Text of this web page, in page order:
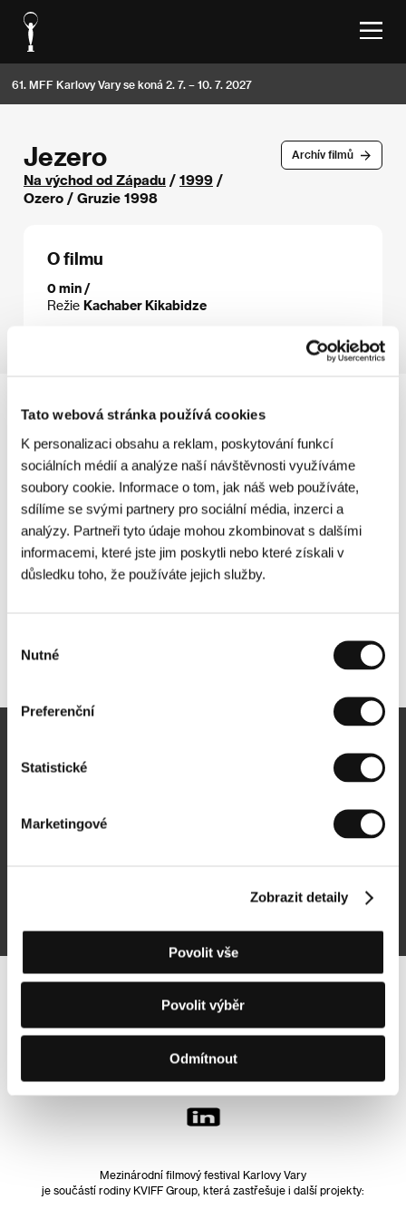
Tato webová stránka používá cookies
K personalizaci obsahu a reklam, poskytování funkcí
sociálních médií a analýze naší návštěvnosti využíváme
soubory cookie. Informace o tom, jak náš web používáte,
sdílíme se svými partnery pro sociální média, inzerci a
analýzy. Partneři tyto údaje mohou zkombinovat s dalšími
informacemi, které jste jim poskytli nebo které získali v
důsledku toho, že používáte jejich služby.
souhlasu
Nutné
Preferenční
Statistické
Marketingové
Zobrazit detaily
Povolit vše
Povolit výběr
Odmítnout
61. MFF Karlovy Vary se koná 2. 7. – 10. 7. 2027
Archív filmů
Jezero
Na východ od Západu / 1999 /
Ozero / Gruzie 1998
O filmu
0 min /
Režie Kachaber Kikabidze
Sledujte nás na síti:
Mezinárodní filmový festival Karlovy Vary
je součástí rodiny KVIFF Group, která zastřešuje i další projekty: